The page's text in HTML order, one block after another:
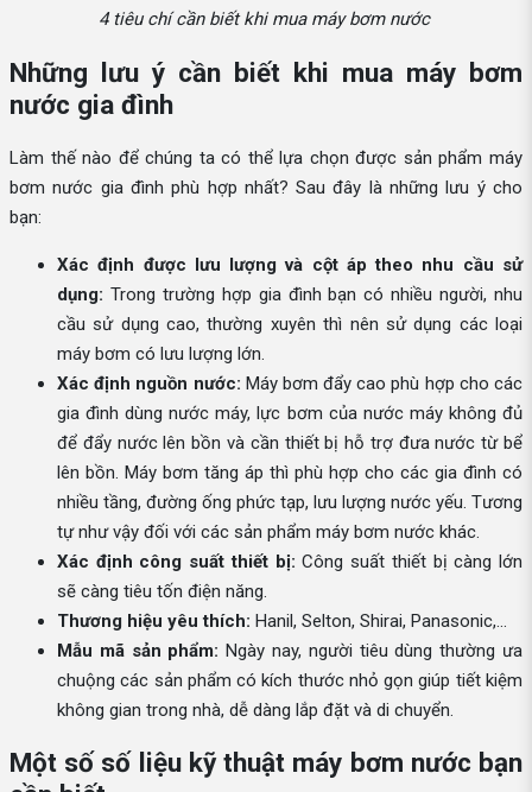
4 tiêu chí cần biết khi mua máy bơm nước
Những lưu ý cần biết khi mua máy bơm
nước gia đình
Làm thế nào để chúng ta có thể lựa chọn được sản phẩm máy
bơm nước gia đình phù hợp nhất? Sau đây là những lưu ý cho
bạn:
Xác định được lưu lượng và cột áp theo nhu cầu sử
dụng: Trong trường hợp gia đình bạn có nhiều người, nhu
cầu sử dụng cao, thường xuyên thì nên sử dụng các loại
máy bơm có lưu lượng lớn.
Xác định nguồn nước: Máy bơm đẩy cao phù hợp cho các
gia đình dùng nước máy, lực bơm của nước máy không đủ
để đẩy nước lên bồn và cần thiết bị hỗ trợ đưa nước từ bể
lên bồn. Máy bơm tăng áp thì phù hợp cho các gia đình có
nhiều tầng, đường ống phức tạp, lưu lượng nước yếu. Tương
tự như vậy đối với các sản phẩm máy bơm nước khác.
Xác định công suất thiết bị: Công suất thiết bị càng lớn
sẽ càng tiêu tốn điện năng.
Thương hiệu yêu thích: Hanil, Selton, Shirai, Panasonic,...
Mẫu mã sản phẩm: Ngày nay, người tiêu dùng thường ưa
chuộng các sản phẩm có kích thước nhỏ gọn giúp tiết kiệm
không gian trong nhà, dễ dàng lắp đặt và di chuyển.
Một số số liệu kỹ thuật máy bơm nước bạn